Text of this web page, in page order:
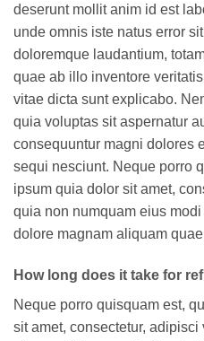
deserunt mollit anim id est
unde omnis iste natus error
doloremque laudantium,
quae ab illo inventore
vitae dicta sunt explicabo.
quia voluptas sit aspernatur
consequuntur magni dolores
sequi nesciunt. Neque porro
ipsum quia dolor sit amet,
quia non numquam eius
dolore magnam aliquam
How long does it take for
Neque porro quisquam est,
sit amet, consectetur,